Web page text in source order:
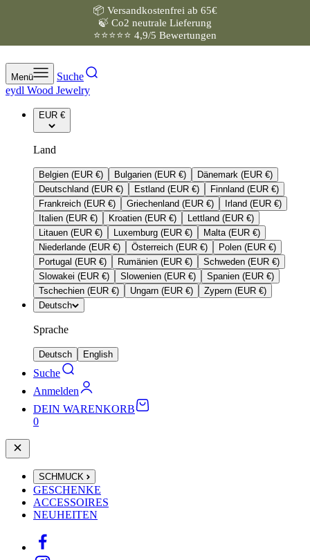
Zum Inhalt springen📦 Versandkostenfrei ab 65€
🍃 Co2 neutrale Lieferung
⭐⭐⭐⭐⭐ 4,9/5 Bewertungen
Menü
Suche
eydl Wood Jewelry
EUR €
Land
Belgien (EUR €) Bulgarien (EUR €)
Dänemark (EUR €)
Deutschland (EUR €)
Estland (EUR €)
Finnland (EUR €)
Frankreich (EUR €)
Griechenland (EUR €)
Irland (EUR €)
Italien (EUR €)
Kroatien (EUR €)
Lettland (EUR €)
Litauen (EUR €)
Luxemburg (EUR €)
Malta (EUR €)
Niederlande (EUR €)
Österreich (EUR €)
Polen (EUR €)
Portugal (EUR €)
Rumänien (EUR €)
Schweden (EUR €)
Slowakei (EUR €)
Slowenien (EUR €)
Spanien (EUR €)
Tschechien (EUR €)
Ungarn (EUR €)
Zypern (EUR €)
Deutsch
Sprache
Deutsch English
Suche
Anmelden
DEIN WARENKORB
0
SCHMUCK
GESCHENKE
ACCESSOIRES
NEUHEITEN